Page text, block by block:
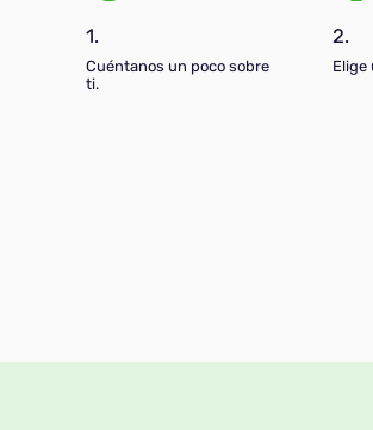
1.
Cuéntanos un poco sobre
ti.
2.
Elige